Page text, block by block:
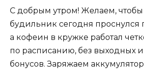
С добрым утром! Желаем,
будильник сегодня проснулся
а кофеин в кружке работал
по расписанию, без выходных
бонусов. Заряжаем